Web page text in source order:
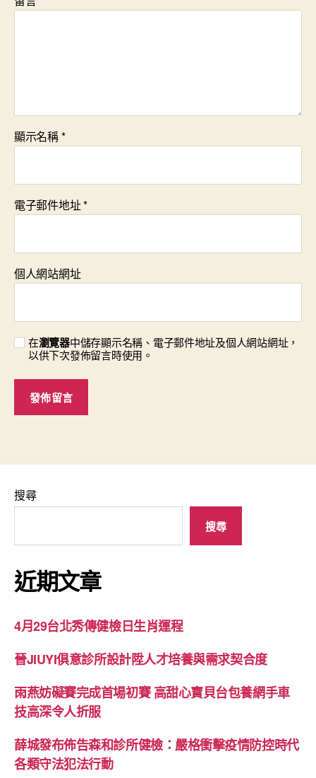
顯示名稱*
電子郵件地址*
個人網站網址
在瀏覽器中儲存顯示名稱、電子郵件地址及個人網站網址，
以供下次發佈留言時使用。
搜尋
搜尋
近期文章
4月29台北秀傳健檢日生肖運程
晉JIUYI俱意診所設計陞人才培養與需求契合度
雨燕妨礙賽完成首場初賽 高甜心寶貝台包養網手車
技高深令人折服
薛城發布佈告森和診所健檢：嚴格衝擊疫情防控時代
各類守法犯法行動